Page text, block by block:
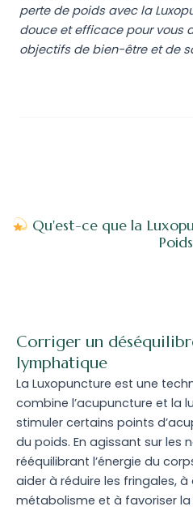
perte de poids avec la
douce et efficace pour vous
objectifs de bien-être et de
Qu'est-ce que la
Corriger un
lymphatique
La Luxopuncture est une
combine l’acupuncture et la
stimuler certains points
du poids. En agissant sur les
rééquilibrant l’énergie du
aider à réduire les fringales,
métabolisme et à favoriser